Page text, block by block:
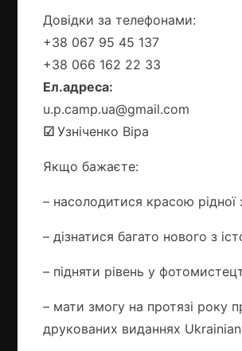
Довідки за телефонами:
+38 067 95 45 137
+38 066 162 22 33
Ел.адреса:
u.p.camp.ua@gmail.com
☑ Узніченко Віра
Якщо бажаєте:
– насолодитися красою рідної
– дізнатися багато нового з
– підняти рівень у
– мати змогу на протязі
друкованих виданнях